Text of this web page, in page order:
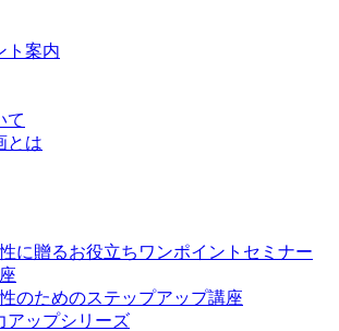
ト案内
て
とは
に贈るお役立ちワンポイントセミナー
のためのステップアップ講座
アップシリーズ